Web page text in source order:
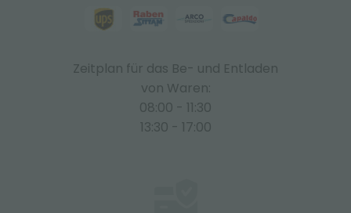
Zeitplan für das Be- und Entladen
von Waren:
08:00 - 11:30
13:30 - 17:00